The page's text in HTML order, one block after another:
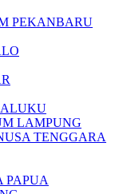
PEKANBARU
LAMPUNG
TENGGARA
PAPUA